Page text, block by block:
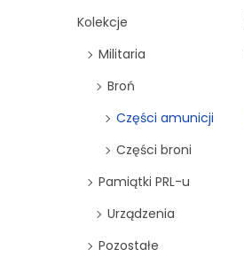
Kolekcje
Militaria
Broń
Części amunicji
Części broni
Pamiątki PRL-u
Urządzenia
Pozostałe